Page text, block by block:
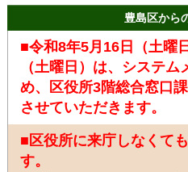
豊島区から
■令和8年5月16日（土曜
（土曜日）は、システ
め、区役所3階総合窓口
させていただきます。
■区役所に来庁しなくて
す。